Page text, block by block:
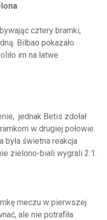
cztery bramki,
Bilbao pokazało
im na łatwe
jednak Betis zdołał
w drugiej połowie.
była świetna reakcja
zielono-biali wygrali 2:1.
meczu w pierwszej
ale nie potrafiła